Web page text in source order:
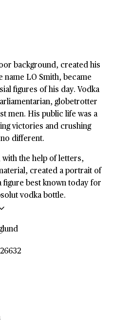
background, created his
LO Smith, became
figures of his day. Vodka
globetrotter
men. His public life was a
victories and crushing
different.
the help of letters,
created a portrait of
figure best known today for
vodka bottle.